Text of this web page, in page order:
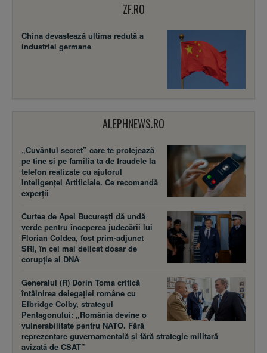
ZF.RO
China devastează ultima redută a
industriei germane
ALEPHNEWS.RO
„Cuvântul secret” care te protejează
pe tine și pe familia ta de fraudele la
telefon realizate cu ajutorul
Inteligenței Artificiale. Ce recomandă
experții
Curtea de Apel București dă undă
verde pentru începerea judecării lui
Florian Coldea, fost prim-adjunct
SRI, în cel mai delicat dosar de
corupție al DNA
Generalul (R) Dorin Toma critică
întâlnirea delegației române cu
Elbridge Colby, strategul
Pentagonului: „România devine o
vulnerabilitate pentru NATO. Fără
reprezentare guvernamentală și fără strategie militară
avizată de CSAT”